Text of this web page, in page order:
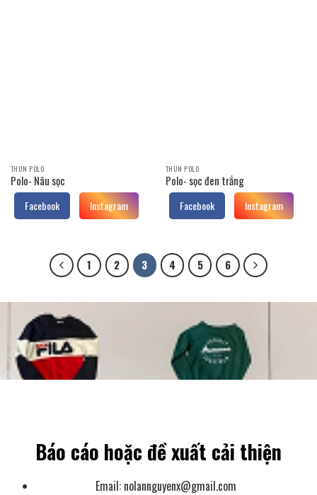
THUN POLO
Polo- Nâu sọc
Facebook Instagram
THUN POLO
Polo- sọc đen trắng
Facebook Instagram
1 2 3 4 5 6
Báo cáo hoặc đề xuất cải thiện
Email: nolannguyenx@gmail.com